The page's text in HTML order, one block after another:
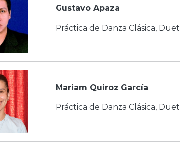
Gustavo Apaza
Práctica de Danza Clásica,
Mariam Quiroz García
Práctica de Danza Clásica,